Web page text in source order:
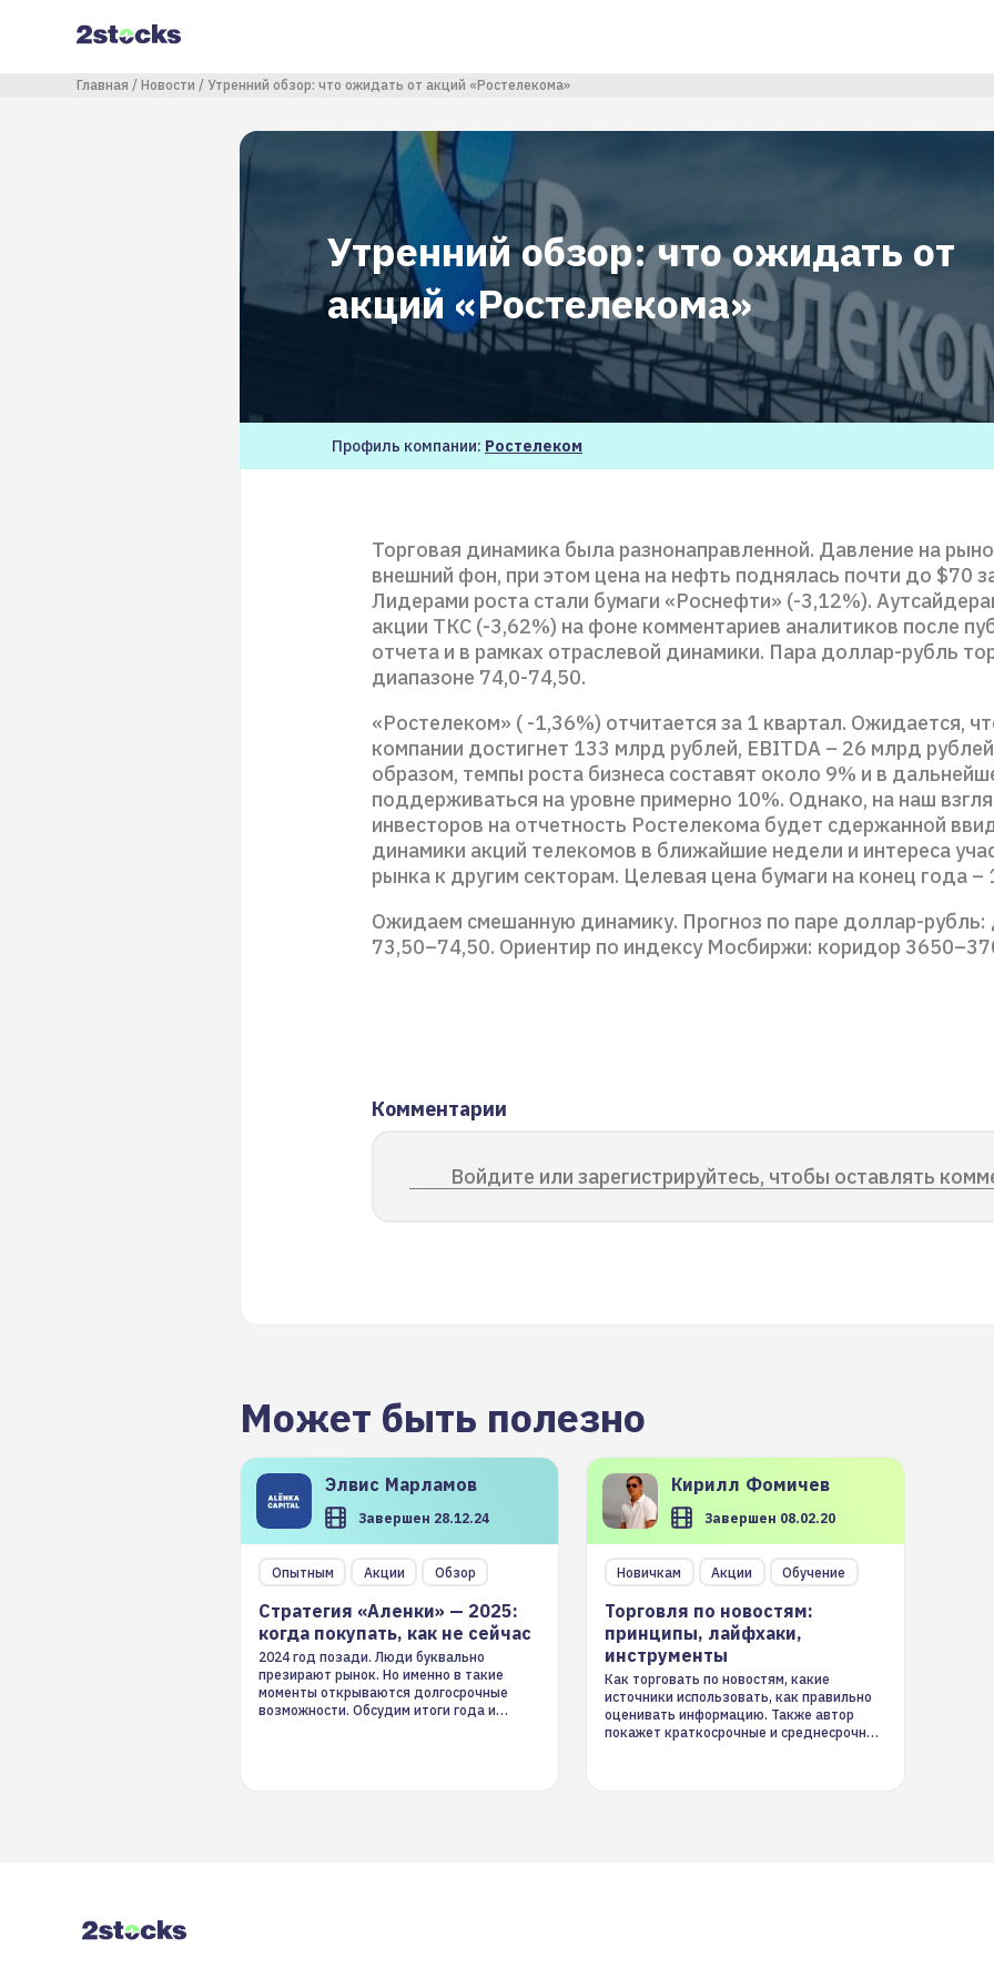
содержанию
Строка навигации
Главная Новости Утренний обзор: что ожидать от акций «Ростелекома»
Утренний обзор: что ожидать от
акций «Ростелекома»
Профиль компании: Ростелеком
Торговая динамика была разнонаправленной. Давление на
внешний фон, при этом цена на нефть поднялась почти до $70
Лидерами роста стали бумаги «Роснефти» (-3,12%).
акции ТКС (-3,62%) на фоне комментариев аналитиков после
отчета и в рамках отраслевой динамики. Пара доллар-рубль
диапазоне 74,0-74,50.
«Ростелеком» ( -1,36%) отчитается за 1 квартал. Ожидается,
компании достигнет 133 млрд рублей, EBITDA – 26 млрд
образом, темпы роста бизнеса составят около 9% и в
поддерживаться на уровне примерно 10%. Однако, на наш
инвесторов на отчетность Ростелекома будет сдержанной
динамики акций телекомов в ближайшие недели и интереса
рынка к другим секторам. Целевая цена бумаги на конец года –
Ожидаем смешанную динамику. Прогноз по паре доллар-рубль:
73,50–74,50. Ориентир по индексу Мосбиржи: коридор
Комментарии
Войдите или зарегистрируйтесь, чтобы оставлять
Может быть полезно
Элвис Марламов
Завершен 28.12.24
Опытным Акции Обзор
Стратегия «Аленки» — 2025:
когда покупать, как не сейчас
2024 год позади. Люди буквально
презирают рынок. Но именно в такие
моменты открываются долгосрочные
возможности. Обсудим итоги года и
Кирилл Фомичев
Завершен 08.02.20
Новичкам Акции Обучение
Торговля по новостям:
принципы, лайфхаки,
инструменты
Как торговать по новостям, какие
источники использовать, как правильно
оценивать информацию. Также автор
покажет краткосрочные и среднесрочные